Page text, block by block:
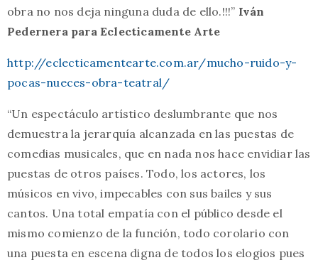
obra no nos deja ninguna duda de ello.!!!” Iván
Pedernera para Eclecticamente Arte
http://eclecticamentearte.com.ar/mucho-ruido-y-
pocas-nueces-obra-teatral/
“Un espectáculo artístico deslumbrante que nos
demuestra la jerarquía alcanzada en las puestas de
comedias musicales, que en nada nos hace envidiar las
puestas de otros países. Todo, los actores, los
músicos en vivo, impecables con sus bailes y sus
cantos. Una total empatía con el público desde el
mismo comienzo de la función, todo corolario con
una puesta en escena digna de todos los elogios pues